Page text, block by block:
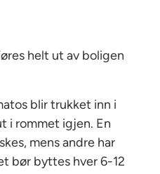
helt ut av boligen
blir trukket inn i
i rommet igjen. En
mens andre har
bør byttes hver 6-12